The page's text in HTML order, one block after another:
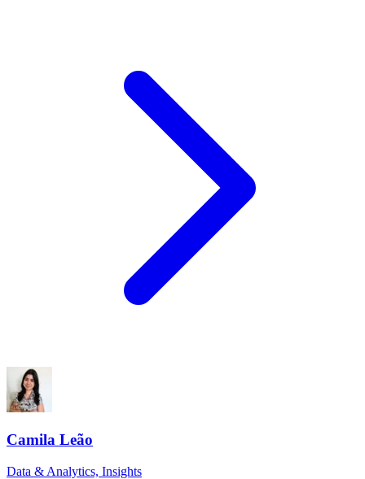
Camila Leão
Data & Analytics, Insights